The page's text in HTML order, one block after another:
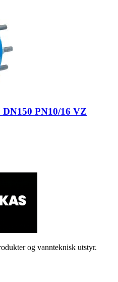
PN10/16 VZ
og vannteknisk utstyr.